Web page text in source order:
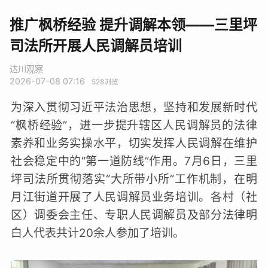
推广枫桥经验 提升调解本领——三里坪
司法所开展人民调解员培训
达川观察
2026-07-08 07:16
528浏览
为深入贯彻习近平法治思想，坚持和发展新时代
“枫桥经验”，进一步提升辖区人民调解员的法律
素养和业务实操水平，切实发挥人民调解在维护
社会稳定中的“第一道防线”作用。7月6日，三里
坪司法所贯彻落实“大所带小所”工作机制，在明
月江街道开展了人民调解员业务培训。各村（社
区）调委会主任、专职人民调解员及部分法律明
白人代表共计20余人参加了培训。